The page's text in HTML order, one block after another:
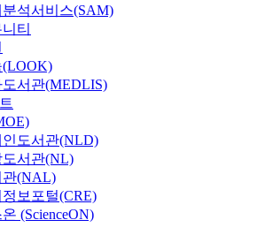
석서비스(SAM)
티
(LOOK)
서관(MEDLIS)
인도서관(NLD)
서관(NL)
관(NAL)
보포털(CRE)
(ScienceON)